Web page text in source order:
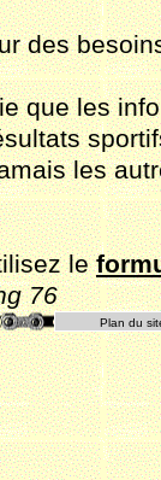
des
que les
les
le
76
Plan du